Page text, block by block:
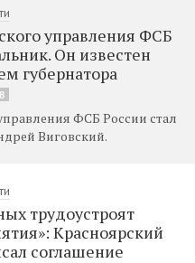
управления ФСБ
Он известен
губернатора
ФСБ России стал
Виговский.
трудоустроят
Красноярский
соглашение